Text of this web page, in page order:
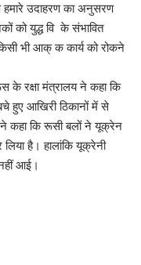
हमारे उदाहरण का अनुसरण
को युद्ध वि के संभावित
भी आक् क कार्य को रोकने
के रक्षा मंत्रालय ने कहा कि
हुए आखिरी ठिकानों में से
कहा कि रूसी बलों ने यूक्रेन
है। हालांकि यूक्रेनी
आई।